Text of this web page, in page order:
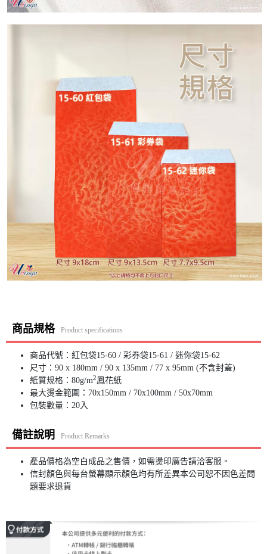
商品規格 Product specifications
商品代號： 紅包袋15-60 / 彩券袋15-61 / 迷你袋15-62
尺寸：90 x 180mm / 90 x 135mm / 77 x 95mm (不含封蓋)
紙質規格：80g/m2鳳花紙
最大燙金範圍：70x150mm / 70x100mm / 50x70mm
包裝數量：20入
備註說明 Product Remarks
產品價格為空白成品之售價，如需燙印廣告請洽客服。
信封顏色與每台螢幕顯示顏色均有所差異本公司恕不因色差問
題要求退貨